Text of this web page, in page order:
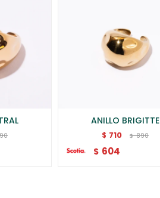
ANILLO BRIGITTE
$ 710 $ 890
$ 604